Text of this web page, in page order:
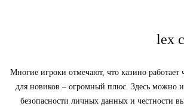
lex
Многие игроки отмечают, что казино работает
для новиков – огромный плюс. Здесь можно
безопасности личных данных и честности